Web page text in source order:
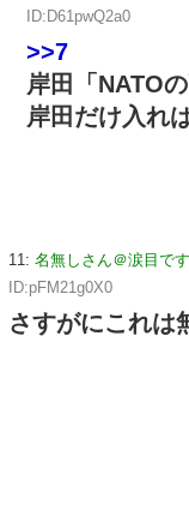
ID:D61pwQ2a0
>>7
岸田「NATOの
岸田だけ入れ
11: 名無しさん＠涙目で
ID:pFM21g0X0
さすがにこれは